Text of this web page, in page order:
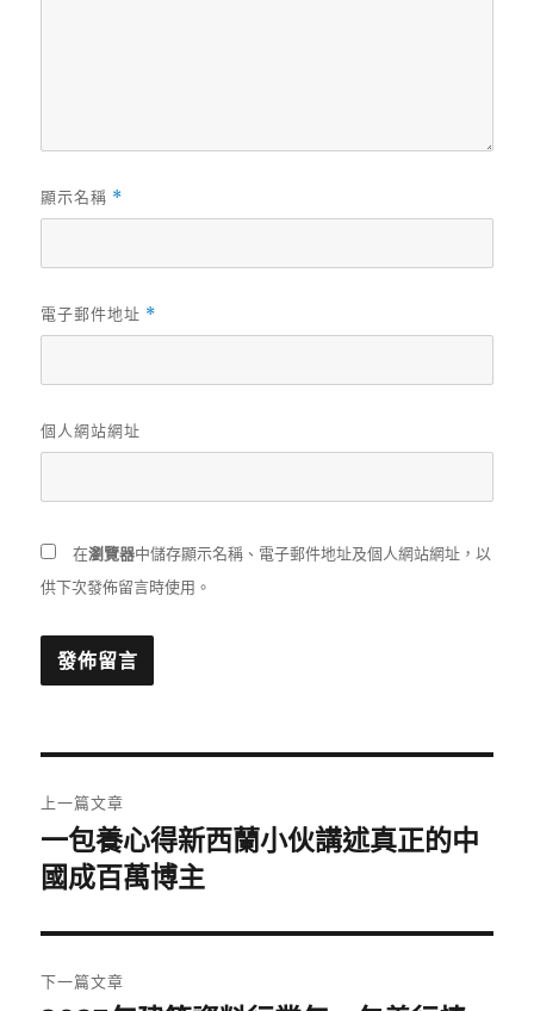
顯示名稱 *
電子郵件地址 *
個人網站網址
在瀏覽器中儲存顯示名稱、電子郵件地址及個人網站網址，以
供下次發佈留言時使用。
章
導
覽
上一篇文章
上
一
文
章:
一包養心得新西蘭小伙講述真正的中
國成百萬博主
下一篇文章